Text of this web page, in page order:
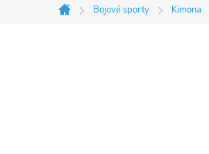
Domů
Bojové sporty Kimona